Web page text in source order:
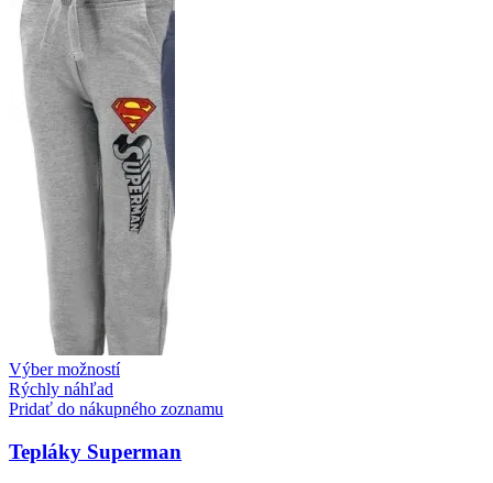
Výber možností
Rýchly náhľad
Pridať do nákupného zoznamu
Tepláky Superman